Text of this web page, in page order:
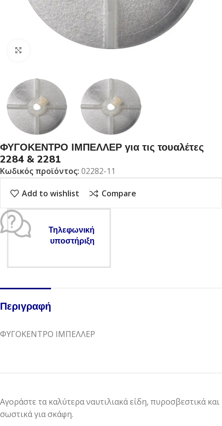
ΦΥΓΟΚΕΝΤΡΟ ΙΜΠΕΛΛΕΡ για τις τουαλέτες
2284 & 2281
Κωδικός προϊόντος: 02282-11
Add to wishlist Compare
Τηλεφωνική
υποστήριξη
Περιγραφή
ΦΥΓΟΚΕΝΤΡΟ ΙΜΠΕΛΛΕΡ
Αγοράστε τα καλύτερα ναυτιλιακά είδη, πυροσβεστικά και
σωστικά για σκάφη.